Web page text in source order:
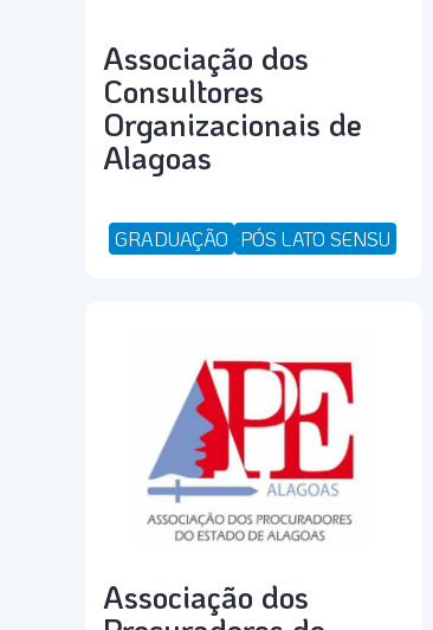
Associação dos
Consultores
Organizacionais de
Alagoas
GRADUAÇÃO PÓS LATO SENSU
Associação dos